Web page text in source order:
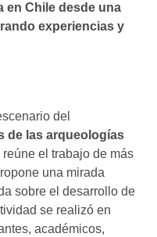
en Chile desde una
experiencias y
del
de las arqueologías
el trabajo de más
una mirada
sobre el desarrollo de
se realizó en
académicos,